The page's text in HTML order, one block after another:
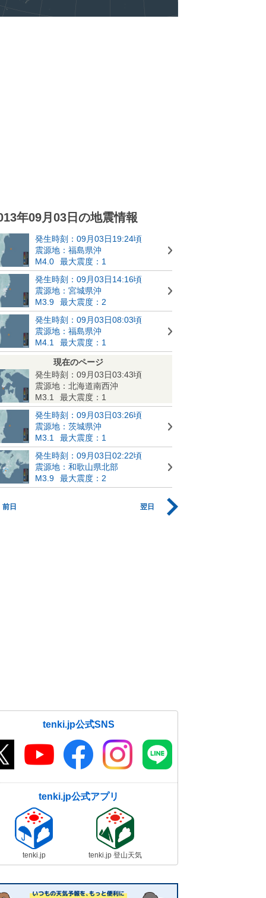
年09月03日の地震情報
発生時刻：09月03日19:24頃
震源地：福島県沖
M4.0
最大震度：1
発生時刻：09月03日14:16頃
震源地：宮城県沖
M3.9
最大震度：2
発生時刻：09月03日08:03頃
震源地：福島県沖
M4.1
最大震度：1
現在のページ
発生時刻：09月03日03:43頃
震源地：北海道南西沖
M3.1
最大震度：1
発生時刻：09月03日03:26頃
震源地：茨城県沖
M3.1
最大震度：1
発生時刻：09月03日02:22頃
震源地：和歌山県北部
M3.9
最大震度：2
前日 翌日
tenki.jp公式SNS
tenki.jp公式アプリ
tenki.jp tenki.jp 登山天気